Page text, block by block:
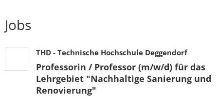
Jobs
THD - Technische Hochschule Deggendorf
Professorin / Professor (m/w/d) für das
Lehrgebiet "Nachhaltige Sanierung und
Renovierung"